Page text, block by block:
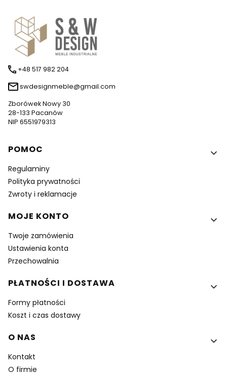
+48 517 982 204
swdesignmeble@gmail.com
Zborówek Nowy 30
28-133 Pacanów
NIP 6551979313
Linki w stopce
POMOC
Regulaminy
Polityka prywatności
Zwroty i reklamacje
MOJE KONTO
Twoje zamówienia
Ustawienia konta
Przechowalnia
PŁATNOŚCI I DOSTAWA
Formy płatności
Koszt i czas dostawy
O NAS
Kontakt
O firmie